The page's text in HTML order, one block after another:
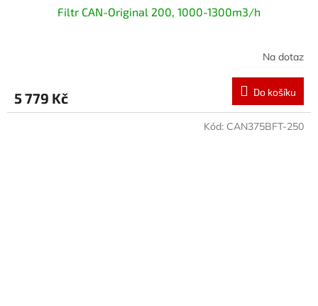
Filtr CAN-Original 200, 1000-1300m3/h
Na dotaz
5 779 Kč Do košíku
Kód: CAN375BFT-250